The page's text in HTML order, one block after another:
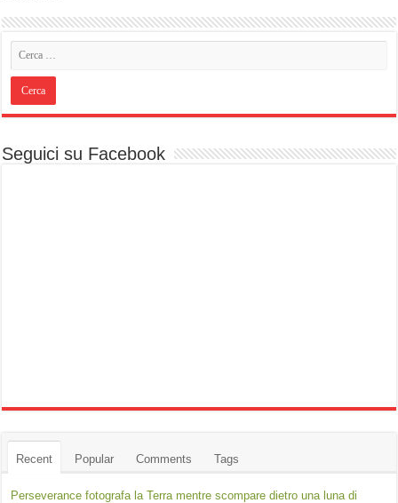
Seguici su Facebook
Recent Popular Comments Tags
Perseverance fotografa la Terra mentre scompare dietro una luna di